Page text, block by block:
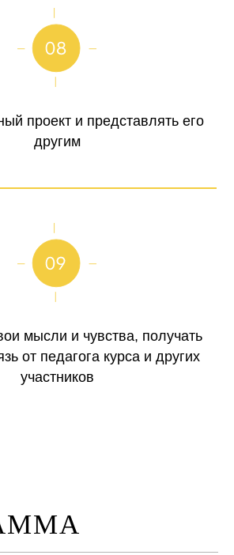
проект и представлять его
другим
мысли и чувства, получать
от педагога курса и других
участников